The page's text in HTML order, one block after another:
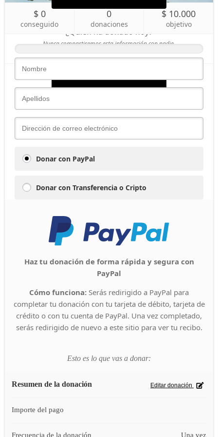
$ 0
conseguido
0
donaciones
$ 10.000
objetivo
Donar ahora
¿Quién ha donado hoy?
Nunca compartiremos esta información con nadie.
Donar con PayPal
Donar con Transferencia o Cripto
Haz tu donación de forma rápida y segura con
PayPal
Cómo funciona: Serás redirigido a PayPal para
completar tu donación con tu tarjeta de débito, tarjeta de
crédito o con tu cuenta de PayPal. Una vez completado,
serás redirigido de nuevo a este sitio para ver tu recibo.
Esto es lo que vas a donar:
Resumen de la donación Editar donación
Importe del pago
Frecuencia de la donación Una vez